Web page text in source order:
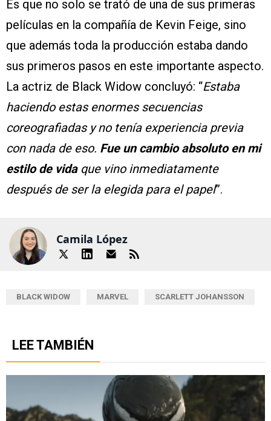
Es que no solo se trató de una de sus primeras
películas en la compañía de Kevin Feige, sino
que además toda la producción estaba dando
sus primeros pasos en este importante aspecto.
La actriz de Black Widow concluyó: “Estaba
haciendo estas enormes secuencias
coreografiadas y no tenía experiencia previa
con nada de eso. Fue un cambio absoluto en mi
estilo de vidaque vino inmediatamente
después de ser la elegida para el papel”.
Camila López
BLACK WIDOW MARVEL SCARLETT JOHANSSON
LEE TAMBIÉN